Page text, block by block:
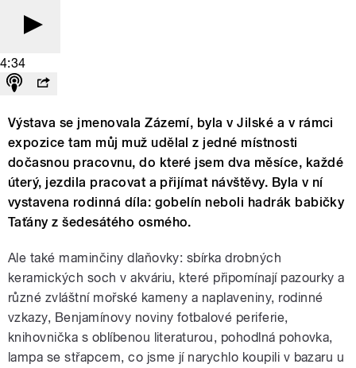
4:34
Výstava se jmenovala Zázemí, byla v Jilské a v rámci
expozice tam můj muž udělal z jedné místnosti
dočasnou pracovnu, do které jsem dva měsíce, každé
úterý, jezdila pracovat a přijímat návštěvy. Byla v ní
vystavena rodinná díla: gobelín neboli hadrák babičky
Taťány z šedesátého osmého.
Ale také maminčiny dlaňovky: sbírka drobných
keramických soch v akváriu, které připomínají pazourky a
různé zvláštní mořské kameny a naplaveniny, rodinné
vzkazy, Benjamínovy noviny fotbalové periferie,
knihovnička s oblíbenou literaturou, pohodlná pohovka,
lampa se střapcem, co jsme jí narychlo koupili v bazaru u